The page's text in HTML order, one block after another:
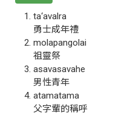
ta‘avalra
勇士成年禮
molapangolai
祖靈祭
asavasavahe
男性青年
atamatama
父字輩的稱呼